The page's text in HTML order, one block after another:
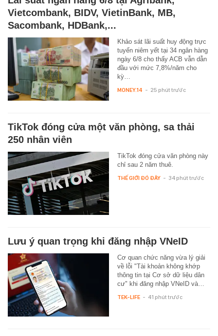
Vietcombank, BIDV, VietinBank, MB,
Sacombank, HDBank,...
Khảo sát lãi suất huy động trực
tuyến niêm yết tại 34 ngân hàng
ngày 6/8 cho thấy ACB vẫn dẫn
đầu với mức 7,8%/năm cho
kỳ…
MONEY.14 - 25 phút trước
TikTok đóng cửa một văn phòng, sa thải
250 nhân viên
TikTok đóng cửa văn phòng này
chỉ sau 2 năm thuê.
THẾ GIỚI ĐÓ ĐÂY - 34 phút trước
Lưu ý quan trọng khi đăng nhập VNeID
Cơ quan chức năng vừa lý giải
về lỗi "Tài khoản không khớp
thông tin tại Cơ sở dữ liệu dân
cư" khi đăng nhập VNeID và…
TEK-LIFE - 41 phút trước